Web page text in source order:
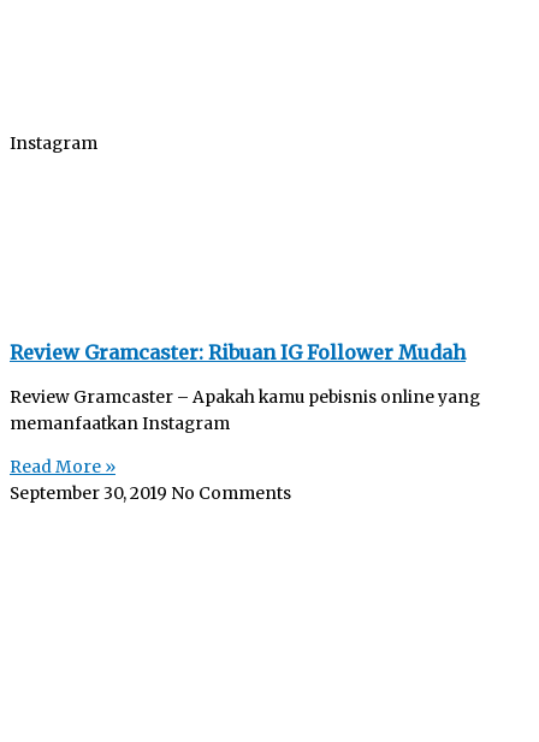
Instagram
Review Gramcaster: Ribuan IG Follower Mudah
Review Gramcaster – Apakah kamu pebisnis online yang
memanfaatkan Instagram
Read More »
September 30, 2019 No Comments